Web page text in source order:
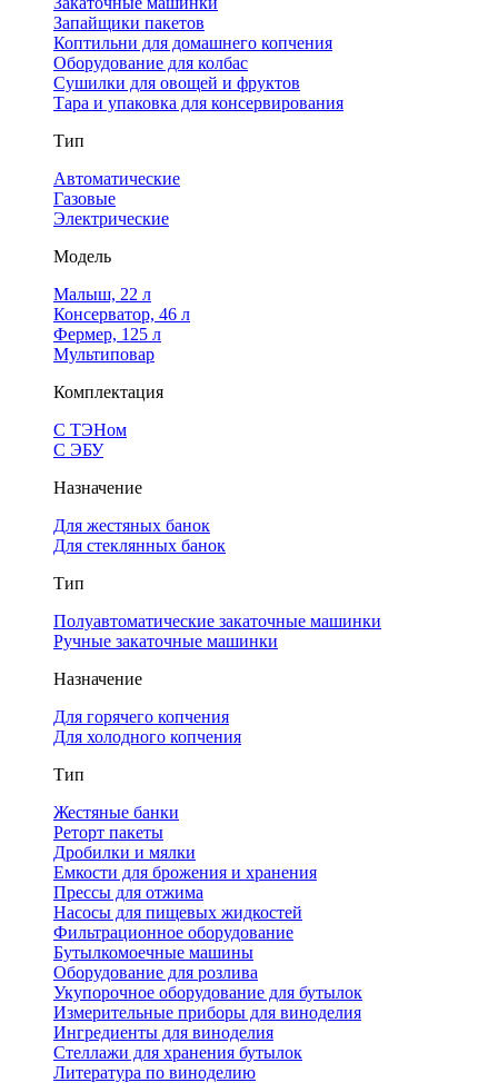
Запайщики пакетов
Коптильни для домашнего копчения
Оборудование для колбас
Сушилки для овощей и фруктов
Тара и упаковка для консервирования
Тип
Автоматические
Газовые
Электрические
Модель
Малыш, 22 л
Консерватор, 46 л
Фермер, 125 л
Мультиповар
Комплектация
С ТЭНом
С ЭБУ
Назначение
Для жестяных банок
Для стеклянных банок
Тип
Полуавтоматические закаточные машинки
Ручные закаточные машинки
Назначение
Для горячего копчения
Для холодного копчения
Тип
Жестяные банки
Реторт пакеты
Дробилки и мялки
Емкости для брожения и хранения
Прессы для отжима
Насосы для пищевых жидкостей
Фильтрационное оборудование
Бутылкомоечные машины
Оборудование для розлива
Укупорочное оборудование для бутылок
Измерительные приборы для виноделия
Ингредиенты для виноделия
Стеллажи для хранения бутылок
Литература по виноделию